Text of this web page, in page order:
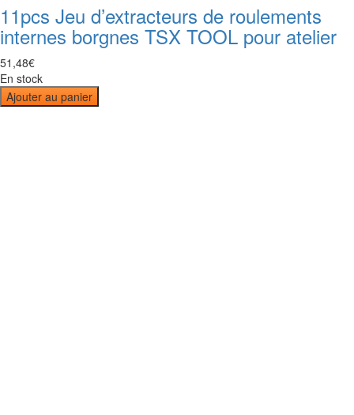
11pcs Jeu d’extracteurs de roulements
internes borgnes TSX TOOL pour atelier
51 ,48€
En stock
Ajouter au panier